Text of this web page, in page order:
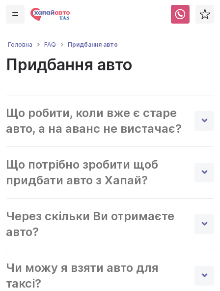
Головна FAQ Придбання авто
Придбання авто
Що робити, коли вже є старе
авто, а на аванс не вистачає?
Що потрібно зробити щоб
придбати авто з Хапай?
Через скільки Ви отримаєте
авто?
Чи можу я взяти авто для
таксі?